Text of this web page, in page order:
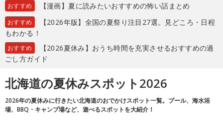
おすすめ 【漫画】夏に読みたいおすすめの怖い話まとめ
おすすめ
【2026年版】全国の夏祭り注目27選。見どころ・日程
もわかる！
おすすめ
【2026夏休み】おうち時間を充実させるおすすめの過
ごし方ガイド
北海道の夏休みスポット2026
2026年の夏休みに行きたい北海道のおでかけスポット一覧。プール、海水浴
場、BBQ・キャンプ場など、遊べるスポットを大紹介！